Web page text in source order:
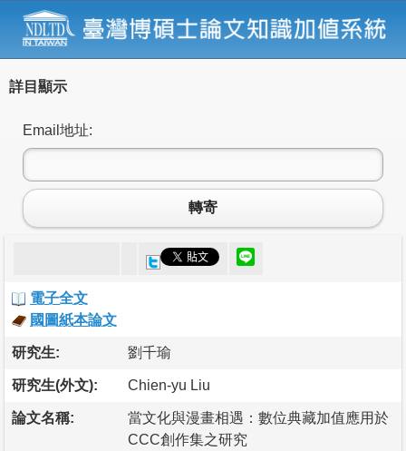
詳目顯示
Email地址:
轉寄
電子全文
國圖紙本論文
研究生: 劉千瑜
研究生(外文): Chien-yu Liu
論文名稱:
當文化與漫畫相遇：數位典藏加值應用於
CCC創作集之研究